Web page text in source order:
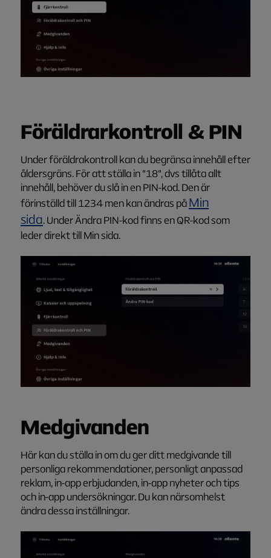
Föräldrarkontroll & PIN
Underföräldrakontrollkan du begränsa innehåll efter
åldersgräns.För att ställa in ”18”, dvstillåta allt
innehåll,behöver du slå in en PIN-kod. Den är
förinställd till 1234 men kan ändras påMin
sida.UnderÄndraPIN-kodfinns enQR-kodsom
leder direkt till Min sida.
Medgivanden
Här kan du ställa in om du ger ditt medgivande till
personliga rekommendationer, personligt anpassad
reklam, in-app erbjudanden, in-app nyheter och tips
och in-app undersökningar. Du kan närsomhelst
ändra dessa inställningar.